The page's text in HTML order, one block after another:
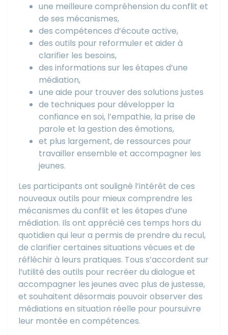
une meilleure compréhension du conflit et
de ses mécanismes,
des compétences d’écoute active,
des outils pour reformuler et aider à
clarifier les besoins,
des informations sur les étapes d’une
médiation,
une aide pour trouver des solutions justes
de techniques pour développer la
confiance en soi, l’empathie, la prise de
parole et la gestion des émotions,
et plus largement, de ressources pour
travailler ensemble et accompagner les
jeunes.
Les participants ont souligné l’intérêt de ces
nouveaux outils pour mieux comprendre les
mécanismes du conflit et les étapes d’une
médiation. Ils ont apprécié ces temps hors du
quotidien qui leur a permis de prendre du recul,
de clarifier certaines situations vécues et de
réfléchir à leurs pratiques. Tous s’accordent sur
l’utilité des outils pour recréer du dialogue et
accompagner les jeunes avec plus de justesse,
et souhaitent désormais pouvoir observer des
médiations en situation réelle pour poursuivre
leur montée en compétences.